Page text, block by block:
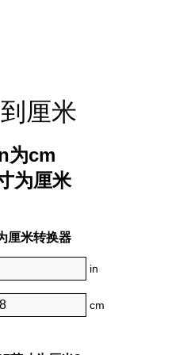
厘米
为cm
为厘米
厘米转换器
in
cm